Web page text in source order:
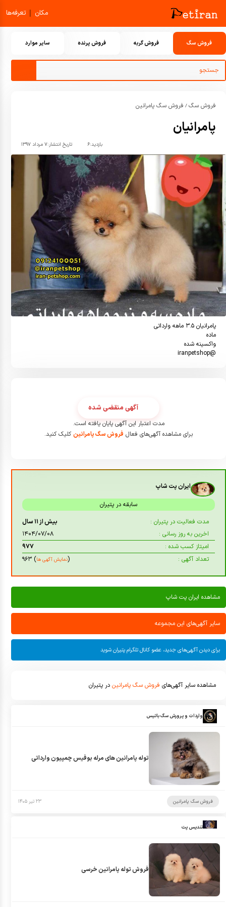
مکان | تعرفه‌ها
فروش سگ فروش گربه فروش پرنده سایر موارد
فروش سگ / فروش سگ پامرانین
پامرانیان
تاریخ انتشار:۷ مرداد ۱۳۹۷ بازدید:۶
@iranpetshop
آگهی منقضی شده
مدت اعتبار این آگهی پایان یافته است.
برای مشاهده آگهی‌های فعال فروش سگ پامرانینکلیک کنید.
ایران پت شاپ
سابقه در پتیران
مدت فعالیت در پتیران :
بیش از ۱۱ سال
اخرین به روز رسانی :
۱۴۰۴/۰۷/۰۸
امیتاز کسب شده :
۹۷۷
تعداد آگهی :
(نمایش آگهی ها) ۹۶۳
مشاهده ایران پت شاپ
سایر آگهی‌های این مجموعه
برای دیدن آگهی‌های جدید، عضو کانال تلگرام پتیران شوید
مشاهده سایر آگهی‌های فروش سگ پامرانین در پتیران
واردات و پرورش سگ باتیس
توله پامرانین های مرله بوفیس چمپیون وارداتی
فروش سگ پامرانین ۲۳ تیر ۱۴۰۵
تندیس پت
فروش توله پامرانین خرسی